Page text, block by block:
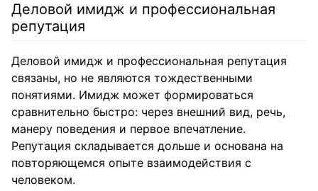
Деловой имидж и профессиональная
репутация
Деловой имидж и профессиональная репутация
связаны, но не являются тождественными
понятиями. Имидж может формироваться
сравнительно быстро: через внешний вид, речь,
манеру поведения и первое впечатление.
Репутация складывается дольше и основана на
повторяющемся опыте взаимодействия с
человеком.